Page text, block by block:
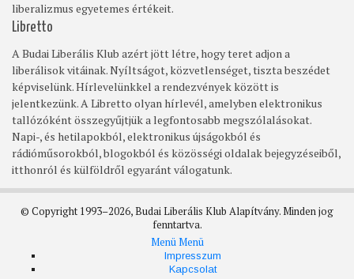
liberalizmus egyetemes értékeit.
Libretto
A Budai Liberális Klub azért jött létre, hogy teret adjon a
liberálisok vitáinak. Nyíltságot, közvetlenséget, tiszta beszédet
képviselünk. Hírlevelünkkel a rendezvények között is
jelentkezünk. A Libretto olyan hírlevél, amelyben elektronikus
tallózóként összegyűjtjük a legfontosabb megszólalásokat.
Napi-, és hetilapokból, elektronikus újságokból és
rádióműsorokból, blogokból és közösségi oldalak bejegyzéseiből,
itthonról és külföldről egyaránt válogatunk.
© Copyright 1993–2026, Budai Liberális Klub Alapítvány. Minden jog
fenntartva.
Footer
MenüMenü
Impresszum
Kapcsolat